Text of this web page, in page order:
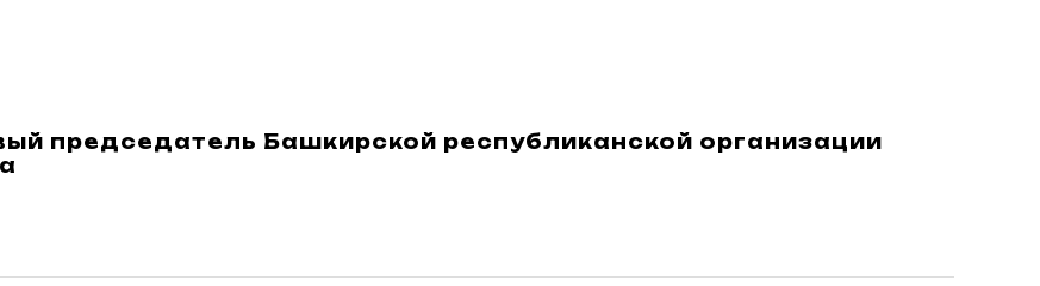
председатель Башкирской республиканской организации